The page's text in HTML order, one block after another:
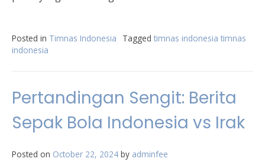
Posted in Timnas Indonesia Tagged timnas indonesia timnas
indonesia
Pertandingan Sengit: Berita
Sepak Bola Indonesia vs Irak
Posted on October 22, 2024 by adminfee